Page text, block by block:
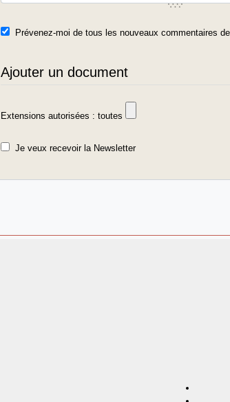
Prévenez-moi de tous les nouveaux commentaires
Ajouter un document
Extensions autorisées : toutes
Je veux recevoir la Newsletter